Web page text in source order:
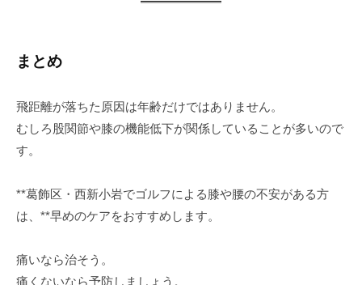
まとめ
飛距離が落ちた原因は年齢だけではありません。
むしろ股関節や膝の機能低下が関係していることが多いので
す。
**葛飾区・西新小岩でゴルフによる膝や腰の不安がある方
は、**早めのケアをおすすめします。
痛いなら治そう。
痛くないなら予防しましょう。